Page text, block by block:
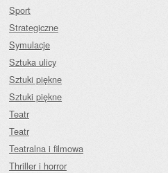
Sport
Strategiczne
Symulacje
Sztuka ulicy
Sztuki piękne
Sztuki piękne
Teatr
Teatr
Teatralna i filmowa
Thriller i horror